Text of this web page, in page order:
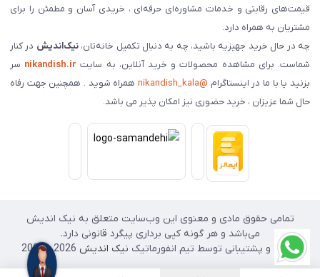
قیمت‌های رقابتی و خدمات مشاوره‌ای حرفه‌ای ، خریدی آسان و مطمئن را برای
مشتریان به همراه دارد.
چه در حال خرید جهیزیه باشید، چه به دنبال تکمیل خانه‌تان،نیک‌اندیش در کنار
شماست. برای مشاهده محصولات و خرید آنلاین، به سایت nikandish.ir سر
بزنید یا با ما در اینستاگرام @nikandish_kala
همراه شوید . همچنین جهت رفاه
حال شما عزیزان ، خرید حضوری نیز امکان پذیر می باشد.
تمامی حقوق مادی و معنوی این وب‌سایت متعلق به نیک اندیش
می‌باشد و هر گونه کپی برداری پیگرد قانونی دارد.
طراحی و پشتیبانی توسط تیم انفورماتیک نیک اندیش 2026 - 2025